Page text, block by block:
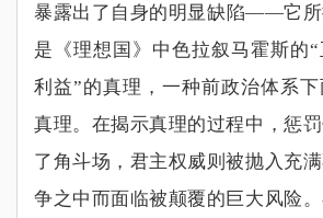
暴露出了自身的明显缺陷——它
是《理想国》中色拉叙马霍斯的“
利益”的真理，一种前政治体系
真理。在揭示真理的过程中，惩
了角斗场，君主权威则被抛入充
争之中而面临被颠覆的巨大风险